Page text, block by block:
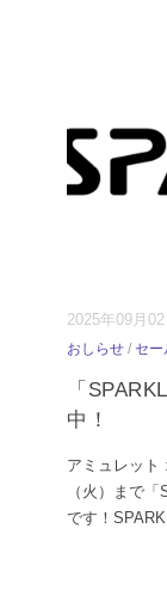
2025年09月02
おしらせ / セー
「
中！
アミュレット
（火）まで
です！